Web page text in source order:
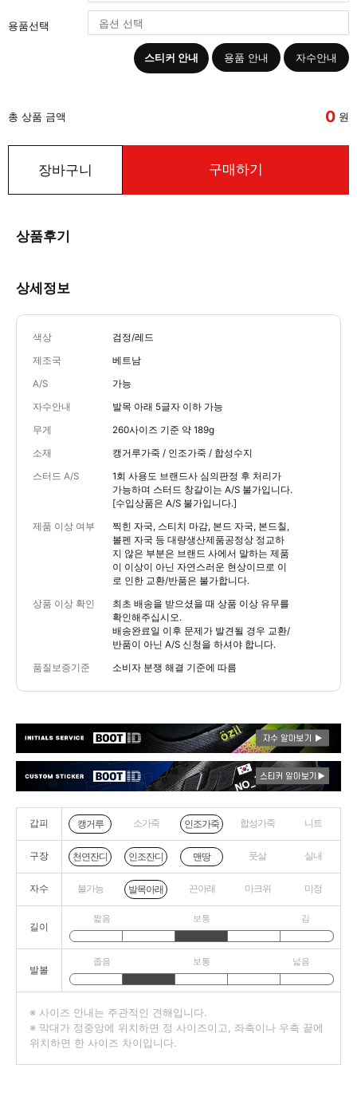
용품선택
스티커 안내 용품 안내 자수안내
총 상품 금액 0 원
장바구니 구매하기
상품후기
상세정보
색상 검정/레드
제조국 베트남
A/S 가능
자수안내 발목 아래 5글자 이하 가능
무게 260사이즈 기준 약 189g
소재 캥거루가죽 / 인조가죽 / 합성수지
스터드 A/S
1회 사용도 브랜드사 심의판정 후 처리가
가능하며 스터드 창갈이는 A/S 불가입니다.
[수입상품은 A/S 불가입니다.]
제품 이상 여부
찍힌 자국, 스티치 마감, 본드 자국, 본드칠,
볼펜 자국 등 대량생산제품공정상 정교하
지 않은 부분은 브랜드 사에서 말하는 제품
이 이상이 아닌 자연스러운 현상이므로 이
로 인한 교환/반품은 불가합니다.
상품 이상 확인
최초 배송을 받으셨을 때 상품 이상 유무를
확인해주십시오.
배송완료일 이후 문제가 발견될 경우 교환/
반품이 아닌 A/S 신청을 하셔야 합니다.
품질보증기준 소비자 분쟁 해결 기준에 따름
갑피 캥거루 소가죽 인조가죽 합성가죽 니트
구장 천연잔디 인조잔디 맨땅 풋살 실내
자수 불가능 발목아래 끈아래 마크위 미정
길이
짧음 보통 김
발볼
좁음 보통 넓음
※ 사이즈 안내는 주관적인 견해입니다.
※ 막대가 정중앙에 위치하면 정 사이즈이고, 좌측이나 우측 끝에
위치하면 한 사이즈 차이입니다.